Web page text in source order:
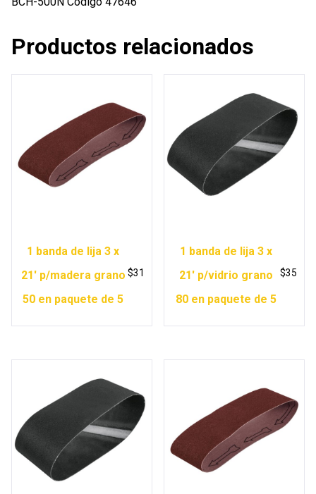
Productos relacionados
1 banda de lija 3 x
21′ p/madera grano
50 en paquete de 5
$31
1 banda de lija 3 x
21′ p/vidrio grano
80 en paquete de 5
$35